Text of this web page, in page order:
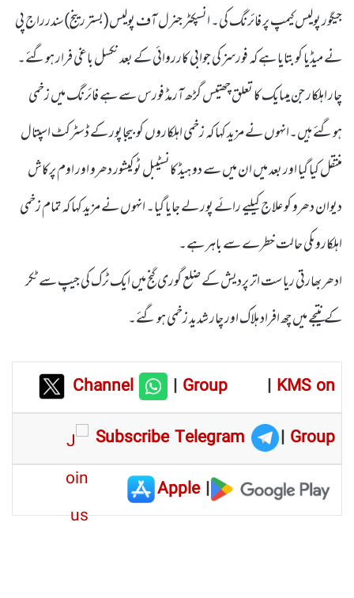
جیگور پولیس کیمپ پر فائرنگ کی۔ انسپکٹر جنرل آف پولیس(بستر رینج)سندرراج پی
نے میڈیا کو بتایا ہے کہ فورسز کی جوابی کارروائی کے بعد نکسل باغی فرار ہوگئے۔
چار اہلکار جن میںایک کا تعلق چھتیس گڑھ آرمڈ فورس سے ہے فائرنگ میں زخمی
ہوگئے ہیں۔انہوں نے مزید کہا کہ زخمی اہلکاروں کو بیجاپور کے ڈسٹرکٹ اسپتال
منتقل کیا گیا اور بعد میں ان میں سے دو ہیڈ کانسٹیبل ٹوکیشور دھرو اور اوم پرکاش
دیوان دھرو کو علاج کیلیے رائے پور لے جایا گیا۔ انہوں نے مزید کہا کہ تمام زخمی
اہلکاروںکی حالت خطرے سے باہر ہے۔
ادھر بھارتی ریاست اتر پردیش کے ضلع گوری گنج میں ایک ٹرک کی جیپ سے ٹکر
کے نتیجے میں چھ افراد ہلاک اور چار شدید زخمی ہو گئے۔
Channel |Group | KMS on
Subscribe Telegram
| Group
|
Apple